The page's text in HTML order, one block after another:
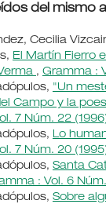
del mismo
Cecilia
El Martín Fierro
, Gramma :
"Un
Campo y la
7 Núm. 22
Lo
7 Núm. 20
Santa
: Vol. 6 Núm.
Sobre